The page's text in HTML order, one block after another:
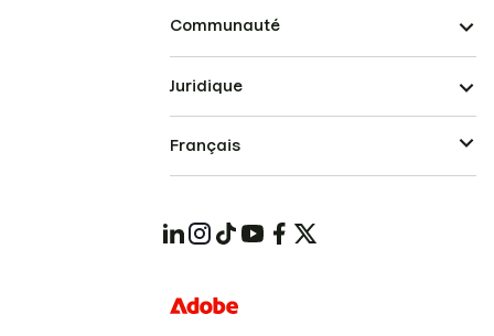
Communauté
Juridique
Français